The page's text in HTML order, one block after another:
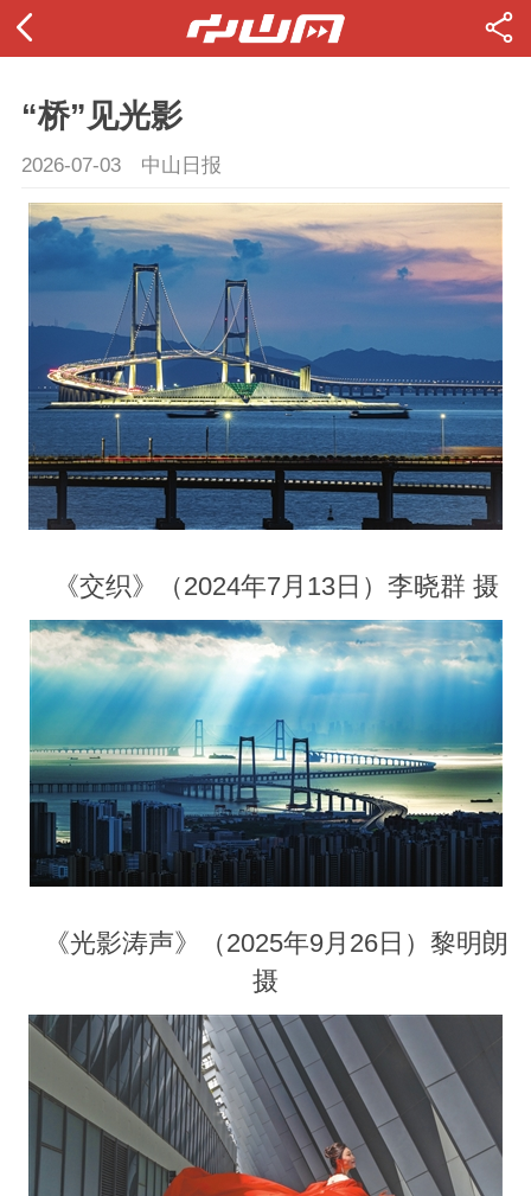
“桥”见光影
2026-07-03 中山日报
《交织》（2024年7月13日）李晓群 摄
《光影涛声》（2025年9月26日）黎明朗
摄